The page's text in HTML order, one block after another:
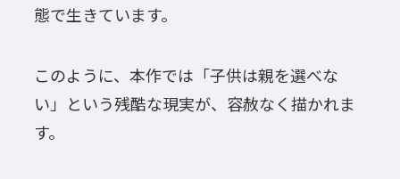
態で生きています。
このように、本作では「子供は親を選べな
い」という残酷な現実が、容赦なく描かれま
す。